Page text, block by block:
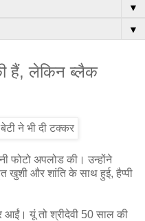
▼
▼
हैं, लेकिन ब्लैक
फोटो अपलोड की। उन्होंने
खुशी और शांति के साथ हुई, हैप्पी
आईं। यूं तो श्रीदेवी 50 साल की